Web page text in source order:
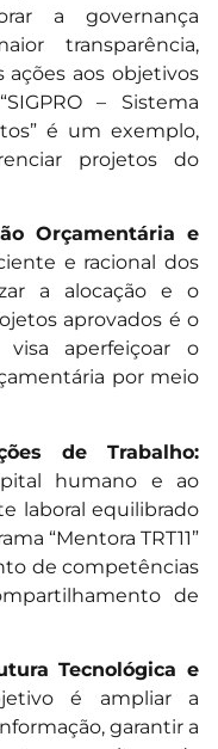
a governança
transparência,
aos objetivos
– Sistema
é um exemplo,
projetos do
Orçamentária e
e racional dos
a alocação e o
aprovados é o
visa aperfeiçoar o
por meio
de Trabalho:
humano e ao
laboral equilibrado
“Mentora TRT11”
de competências
de
Tecnológica e
é ampliar a
garantir a